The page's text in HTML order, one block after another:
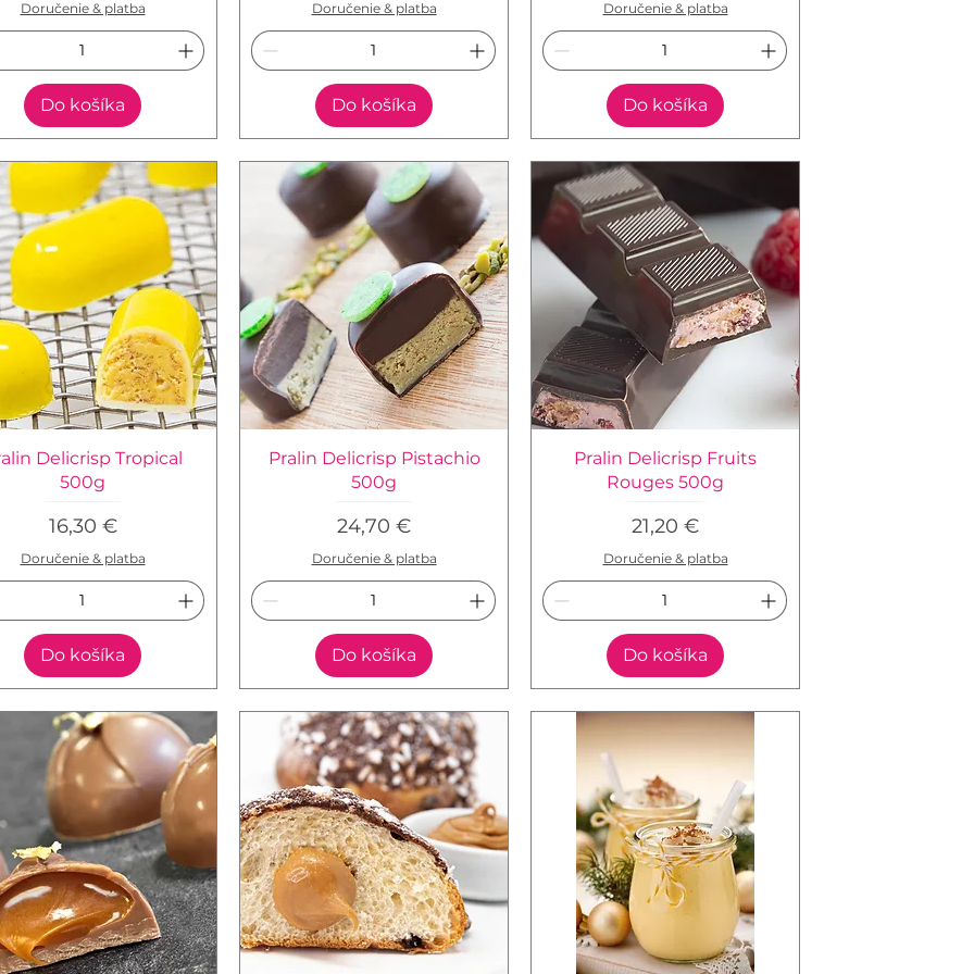
Doručenie & platba
Do košíka
Doručenie & platba
Do košíka
Doručenie & platba
Do košíka
Delicrisp Tropical
500g
Cena
16,30 €
Doručenie & platba
Do košíka
Pralin Delicrisp Pistachio
500g
Cena
24,70 €
Doručenie & platba
Do košíka
Pralin Delicrisp Fruits
Rouges 500g
Cena
21,20 €
Doručenie & platba
Do košíka